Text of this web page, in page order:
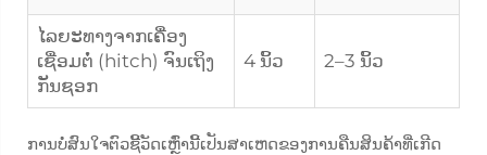
ໄລຍະທາງຈາກເຄື່ອງ
ເຊື່ອມຕໍ່ (hitch) ຈົນເຖິງ
ກັນຊອກ
4 ນິ້ວ 2–3 ນິ້ວ
ການບໍ່ສົນໃຈຕົວຊີ້ວັດເຫຼົ່ານີ້ເປັນສາເຫດຂອງການຄືນສິນຄ້າທີ່ເກີດ